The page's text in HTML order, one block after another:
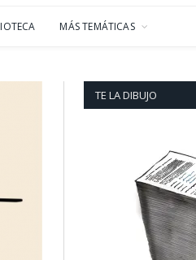
MÁS TEMÁTICAS
TE LA DIBUJO